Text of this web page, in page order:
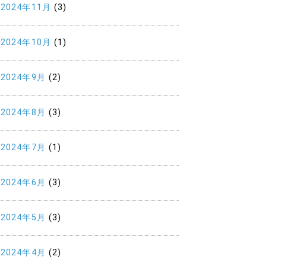
2024年11月 (3)
2024年10月 (1)
2024年9月 (2)
2024年8月 (3)
2024年7月 (1)
2024年6月 (3)
2024年5月 (3)
2024年4月 (2)